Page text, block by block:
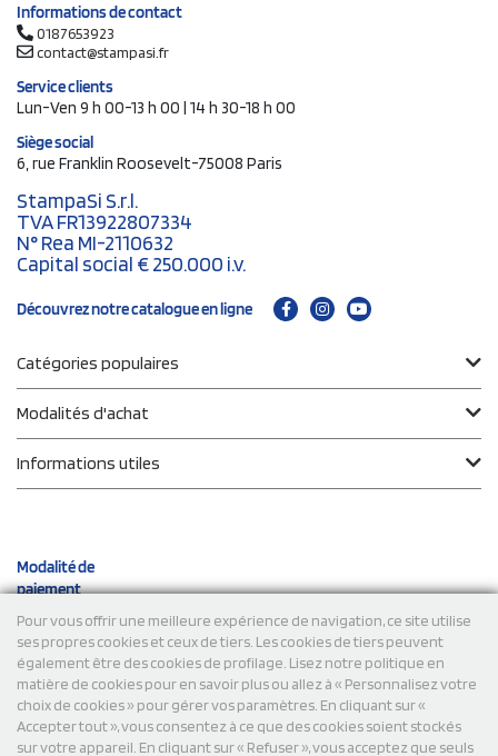
Pour vous offrir une meilleure expérience de navigation, ce site utilise
ses propres cookies et ceux de tiers. Les cookies de tiers peuvent
également être des cookies de profilage. Lisez notre politique en
matière de cookies pour en savoir plus ou allez à « Personnalisez votre
choix de cookies » pour gérer vos paramètres. En cliquant sur «
Accepter tout », vous consentez à ce que des cookies soient stockés
sur votre appareil. En cliquant sur « Refuser », vous acceptez que seuls
Informations de contact
0187653923
contact@stampasi.fr
Service clients
Lun-Ven 9 h 00-13 h 00 | 14 h 30-18 h 00
Siège social
6, rue Franklin Roosevelt-75008 Paris
StampaSi S.r.l.
TVA FR13922807334
N° Rea MI-2110632
Capital social € 250.000 i.v.
Découvrez notre catalogue en ligne
Catégories populaires
Modalités d'achat
Informations utiles
Modalité de
paiement
Expéditions